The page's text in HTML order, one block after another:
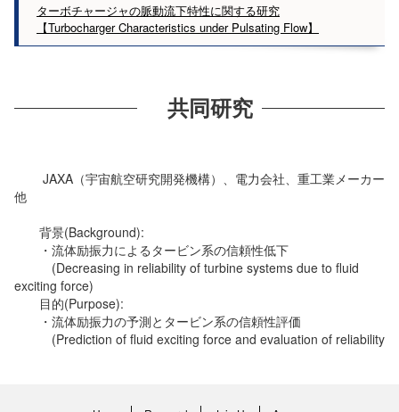
ターボチャージャの脈動流下特性に関する研究
【Turbocharger Characteristics under Pulsating Flow】
共同研究
JAXA（宇宙航空研究開発機構）、電力会社、重工業メーカー
他
背景(Background):
・流体励振力によるタービン系の信頼性低下
(Decreasing in reliability of turbine systems due to fluid
exciting force)
目的(Purpose):
・流体励振力の予測とタービン系の信頼性評価
(Prediction of fluid exciting force and evaluation of reliability